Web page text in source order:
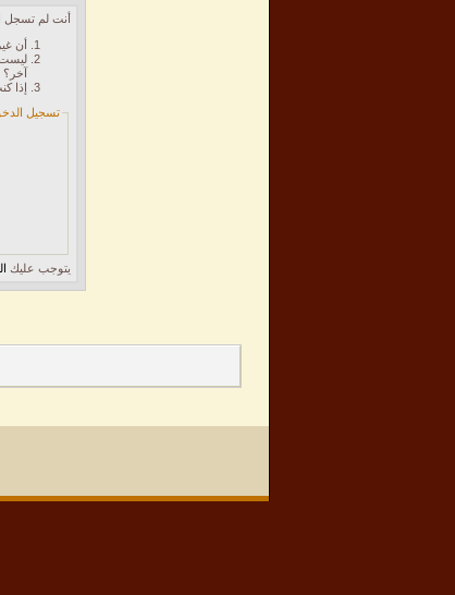
أنت لم تسجل
أن
ليست
آخر؟
إذا
تسجيل
يتوجب عليك